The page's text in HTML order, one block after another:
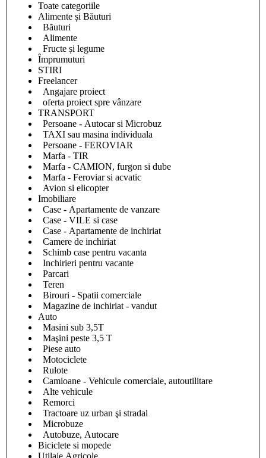
Toate categoriile
Alimente și Băuturi
Băuturi
Alimente
Fructe și legume
Împrumuturi
STIRI
Freelancer
Angajare proiect
oferta proiect spre vânzare
TRANSPORT
Persoane - Autocar si Microbuz
TAXI sau masina individuala
Persoane - FEROVIAR
Marfa - TIR
Marfa - CAMION, furgon si dube
Marfa - Feroviar si acvatic
Avion si elicopter
Imobiliare
Case - Apartamente de vanzare
Case - VILE si case
Case - Apartamente de inchiriat
Camere de inchiriat
Schimb case pentru vacanta
Inchirieri pentru vacante
Parcari
Teren
Birouri - Spatii comerciale
Magazine de inchiriat - vandut
Auto
Masini sub 3,5T
Maşini peste 3,5 T
Piese auto
Motociclete
Rulote
Camioane - Vehicule comerciale, autoutilitare
Alte vehicule
Remorci
Tractoare uz urban şi stradal
Microbuze
Autobuze, Autocare
Biciclete si mopede